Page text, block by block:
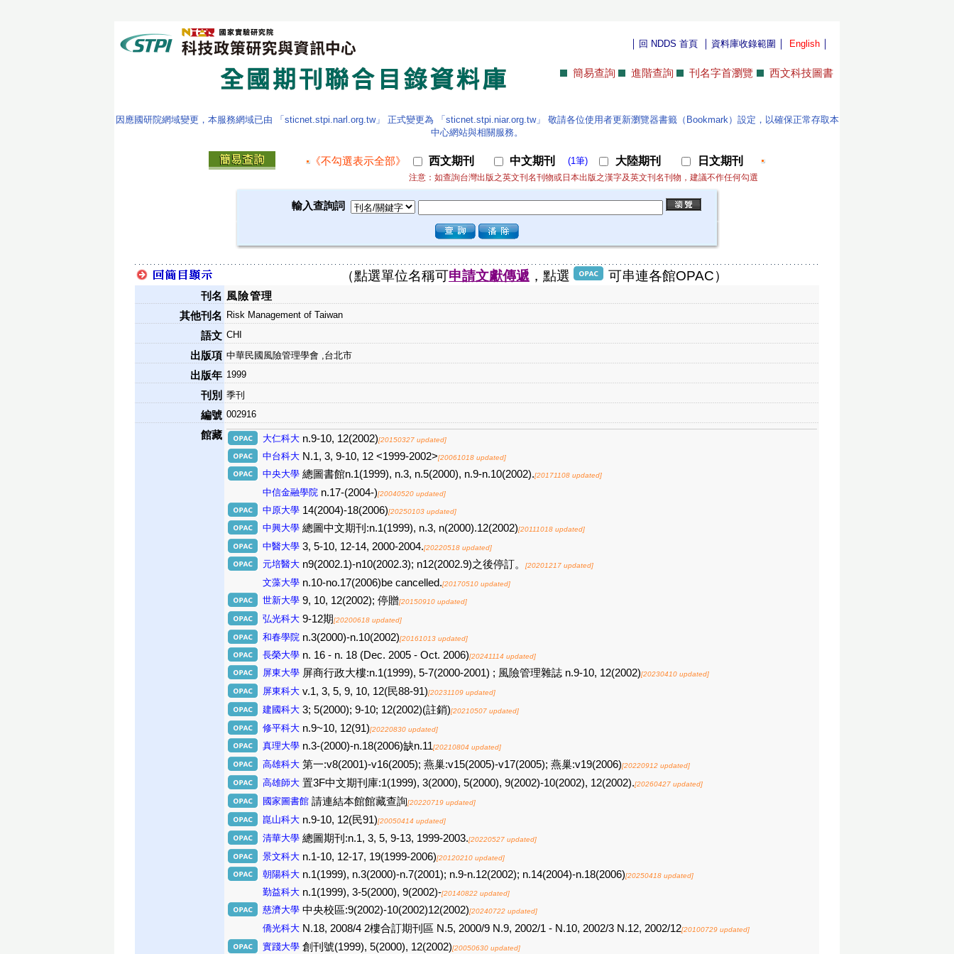
回 NDDS 首頁 資料庫收錄範圍 English
簡易查詢 進階查詢 刊名字首瀏覽 西文科技圖書
因應國研院網域變更，本服務網域已由 「sticnet.stpi.narl.org.tw」 正式變更為 「sticnet.stpi.niar.org.tw」 敬請各位使用者更新瀏覽器書籤（Bookmark）設定，以確保正常存取本
中心網站與相關服務。
《不勾選表示全部》 西文期刊 中文期刊 (1筆) 大陸期刊 日文期刊
注意：如查詢台灣出版之英文刊名刊物或日本出版之漢字及英文刊名刊物，建議不作任何勾選
輸入查詢詞
（點選單位名稱可申請文獻傳遞 ，點選 可串連各館OPAC）
刊名 風險管理
其他刊名 Risk Management of Taiwan
語文 CHI
出版項 中華民國風險管理學會 ,台北市
出版年 1999
刊別 季刊
編號 002916
館藏 大仁科大 n.9-10, 12(2002)[20150327 updated]
中台科大 N.1, 3, 9-10, 12 <1999-2002>[20061018 updated]
中央大學 總圖書館n.1(1999), n.3, n.5(2000), n.9-n.10(2002).[20171108 updated]
中信金融學院 n.17-(2004-)[20040520 updated]
中原大學 14(2004)-18(2006)[20250103 updated]
中興大學 總圖中文期刊:n.1(1999), n.3, n(2000).12(2002)[20111018 updated]
中醫大學 3, 5-10, 12-14, 2000-2004.[20220518 updated]
元培醫大 n9(2002.1)-n10(2002.3); n12(2002.9)之後停訂。 [20201217 updated]
文藻大學 n.10-no.17(2006)be cancelled.[20170510 updated]
世新大學 9, 10, 12(2002); 停贈[20150910 updated]
弘光科大 9-12期[20200618 updated]
和春學院 n.3(2000)-n.10(2002)[20161013 updated]
長榮大學 n. 16 - n. 18 (Dec. 2005 - Oct. 2006)[20241114 updated]
屏東大學 屏商行政大樓:n.1(1999), 5-7(2000-2001) ; 風險管理雜誌 n.9-10, 12(2002)[20230410 updated]
屏東科大 v.1, 3, 5, 9, 10, 12(民88-91)[20231109 updated]
建國科大 3; 5(2000); 9-10; 12(2002)(註銷)[20210507 updated]
修平科大 n.9~10, 12(91)[20220830 updated]
真理大學 n.3-(2000)-n.18(2006)缺n.11[20210804 updated]
高雄科大 第一:v8(2001)-v16(2005); 燕巢:v15(2005)-v17(2005); 燕巢:v19(2006)[20220912 updated]
高雄師大 置3F中文期刊庫:1(1999), 3(2000), 5(2000), 9(2002)-10(2002), 12(2002).[20260427 updated]
國家圖書館 請連結本館館藏查詢[20220719 updated]
崑山科大 n.9-10, 12(民91)[20050414 updated]
清華大學 總圖期刊:n.1, 3, 5, 9-13, 1999-2003.[20220527 updated]
景文科大 n.1-10, 12-17, 19(1999-2006)[20120210 updated]
朝陽科大 n.1(1999), n.3(2000)-n.7(2001); n.9-n.12(2002); n.14(2004)-n.18(2006)[20250418 updated]
勤益科大 n.1(1999), 3-5(2000), 9(2002)-[20140822 updated]
慈濟大學 中央校區:9(2002)-10(2002)12(2002)[20240722 updated]
僑光科大 N.18, 2008/4 2樓合訂期刊區 N.5, 2000/9 N.9, 2002/1 - N.10, 2002/3 N.12, 2002/12[20100729 updated]
實踐大學 創刊號(1999), 5(2000), 12(2002)[20050630 updated]